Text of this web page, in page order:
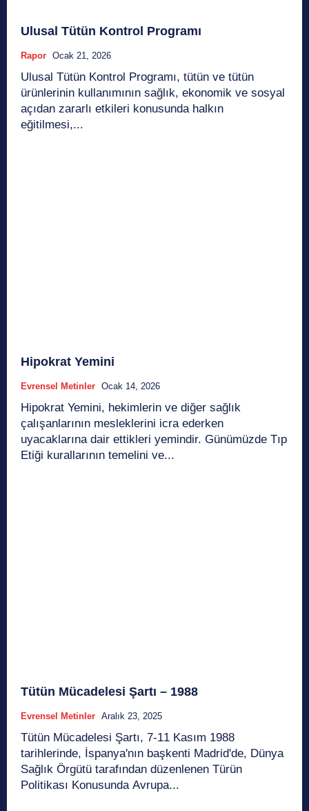
Ulusal Tütün Kontrol Programı
Rapor Ocak 21, 2026
Ulusal Tütün Kontrol Programı, tütün ve tütün
ürünlerinin kullanımının sağlık, ekonomik ve sosyal
açıdan zararlı etkileri konusunda halkın
eğitilmesi,...
Hipokrat Yemini
Evrensel Metinler Ocak 14, 2026
Hipokrat Yemini, hekimlerin ve diğer sağlık
çalışanlarının mesleklerini icra ederken
uyacaklarına dair ettikleri yemindir. Günümüzde Tıp
Etiği kurallarının temelini ve...
Tütün Mücadelesi Şartı – 1988
Evrensel Metinler Aralık 23, 2025
Tütün Mücadelesi Şartı, 7-11 Kasım 1988
tarihlerinde, İspanya'nın başkenti Madrid'de, Dünya
Sağlık Örgütü tarafından düzenlenen Türün
Politikası Konusunda Avrupa...